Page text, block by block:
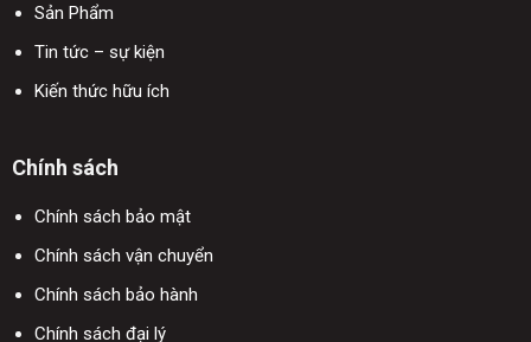
Sản Phẩm
Tin tức – sự kiện
Kiến thức hữu ích
Chính sách
Chính sách bảo mật
Chính sách vận chuyển
Chính sách bảo hành
Chính sách đại lý